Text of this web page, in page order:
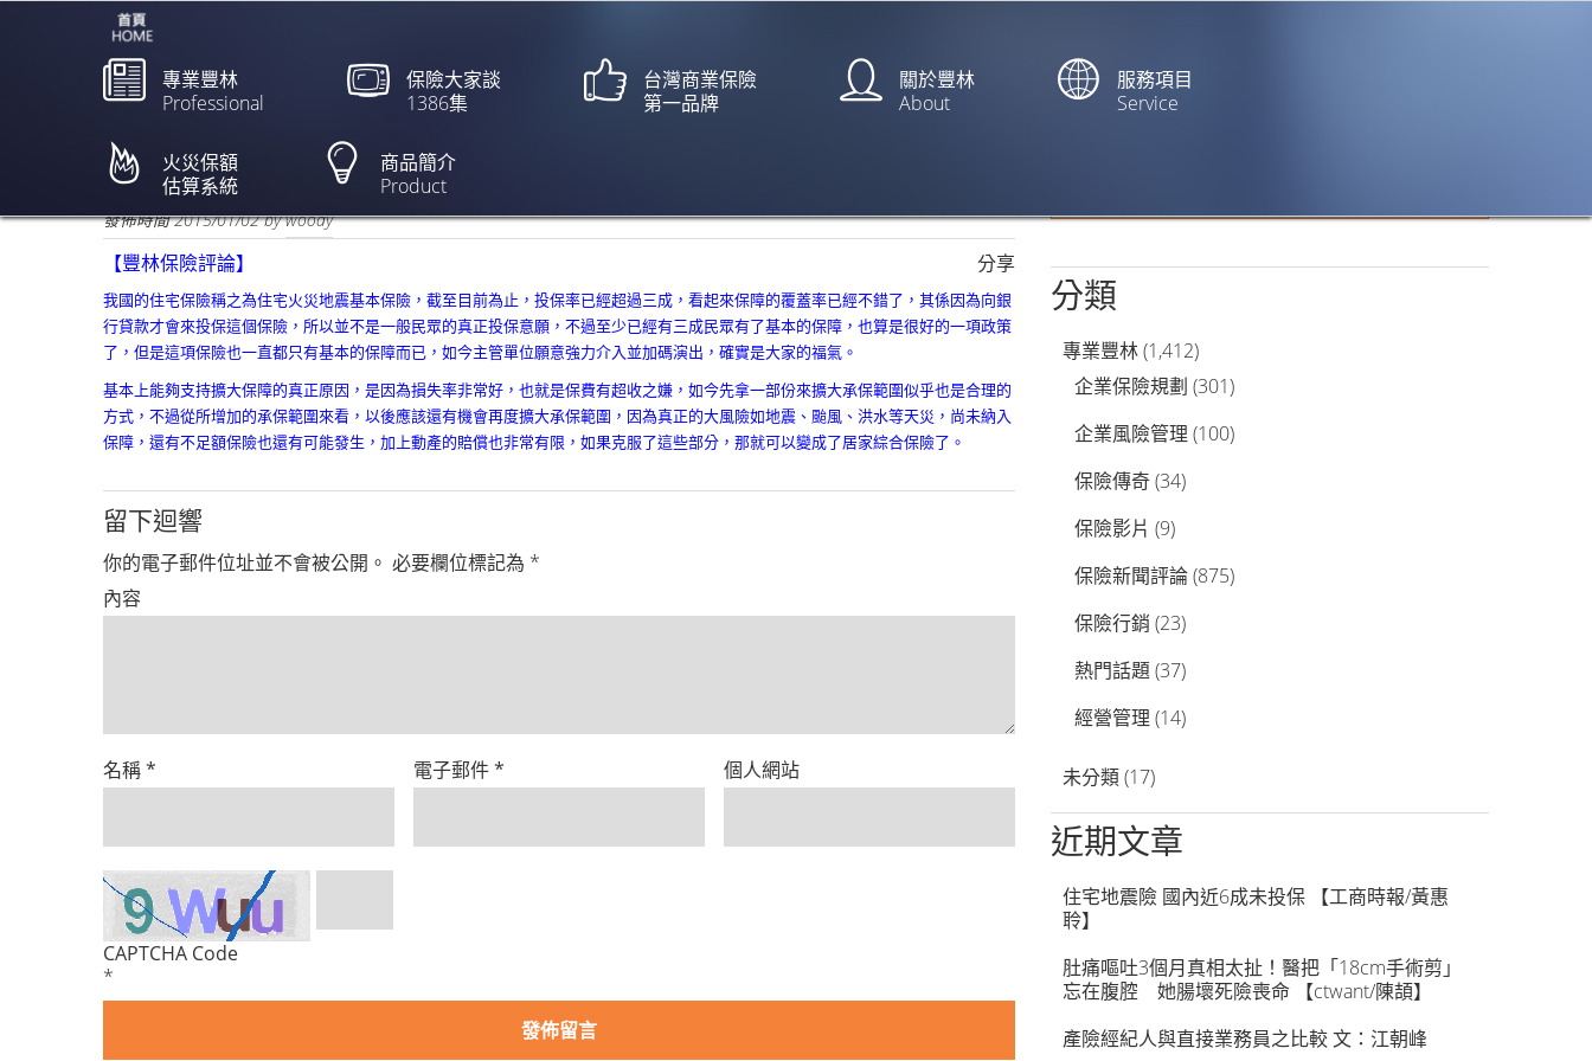
專業豐林
Professional
保險大家談
1386集
台灣商業保險
第一品牌
關於豐林
About
服務項目
Service
火災保額
估算系統
商品簡介
Product
欲閱讀全文請點上列新聞標題
發佈時間2015/01/02bywoody
分享
【豐林保險評論】
我國的住宅保險稱之為住宅火災地震基本保險，截至目前為止， 投保率已經超過三成，看起來保障的覆蓋率已經不錯了， 其係因為向銀
行貸款才會來投保這個保險， 所以並不是一般民眾的真正投保意願， 不過至少已經有三成民眾有了基本的保障， 也算是很好的一項政策
了， 但是這項保險也一直都只有基本的保障而已， 如今主管單位願意強力介入並加碼演出，確實是大家的福氣。
基本上能夠支持擴大保障的真正原因，是因為損失率非常好， 也就是保費有超收之嫌， 如今先拿一部份來擴大承保範圍似乎也是合理的
方式， 不過從所增加的承保範圍來看， 以後應該還有機會再度擴大承保範圍，因為真正的大風險如地震、 颱風、洪水等天災，尚未納入
保障， 還有不足額保險也還有可能發生，加上動產的賠償也非常有限， 如果克服了這些部分，那就可以變成了居家綜合保險了。
留下迴響
你的電子郵件位址並不會被公開。 必要欄位標記為 *
內容
名稱* 電子郵件* 個人網站
CAPTCHA Code
*
分類
專業豐林(1,412)
企業保險規劃 (301)
企業風險管理 (100)
保險傳奇(34)
保險影片 (9)
保險新聞評論(875)
保險行銷 (23)
熱門話題(37)
經營管理 (14)
未分類(17)
近期文章
住宅地震險 國內近6成未投保 【工商時報/黃惠
聆】
肚痛嘔吐3個月真相太扯！醫把「18cm手術剪」
忘在腹腔 她腸壞死險喪命 【ctwant/陳頡】
產險經紀人與直接業務員之比較 文：江朝峰